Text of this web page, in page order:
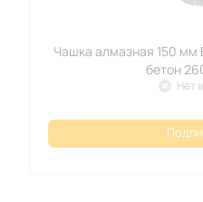
Чашка алмазная 150 мм
бетон
Нет